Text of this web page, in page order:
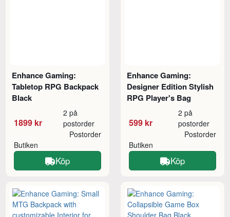
Enhance Gaming:
Tabletop RPG Backpack
Black
1899 kr
2 på
postorder
Butiken
Postorder
Köp
Enhance Gaming:
Designer Edition Stylish
RPG Player's Bag
599 kr
2 på
postorder
Butiken
Postorder
Köp